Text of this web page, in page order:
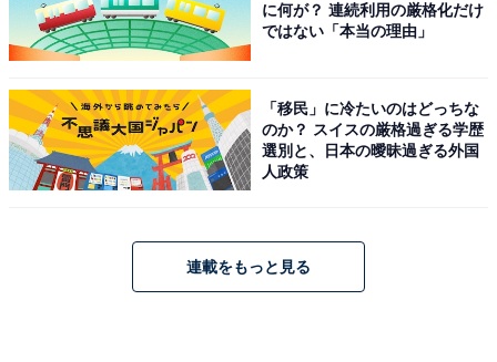
に何が？ 連続利用の厳格化だけ
ではない「本当の理由」
「移民」に冷たいのはどっちな
のか？ スイスの厳格過ぎる学歴
選別と、日本の曖昧過ぎる外国
人政策
連載をもっと見る